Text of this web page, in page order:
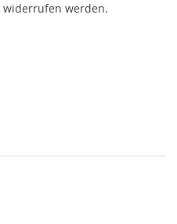
widerrufen werden.